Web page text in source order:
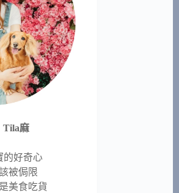
麻
的好奇心
被侷限
美食吃貨